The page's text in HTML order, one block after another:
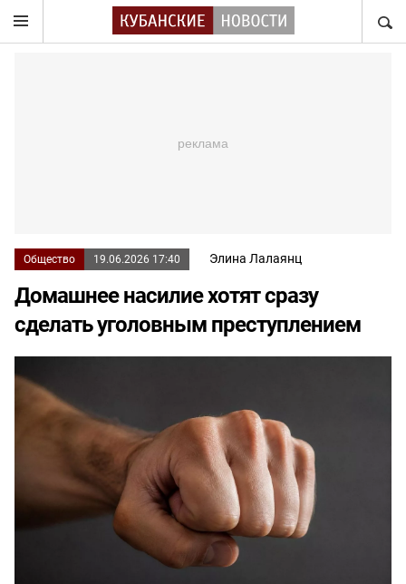
Общество 19.06.2026 17:40 Элина Лалаянц
Домашнее насилие хотят сразу
сделать уголовным преступлением